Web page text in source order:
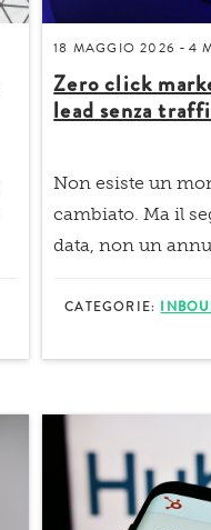
18 MAGGIO 2026 -4
Zero click
lead senza
Non esiste un
cambiato. Ma il
data, non un
CATEGORIE: